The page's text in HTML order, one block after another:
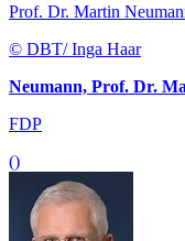
Prof. Dr. Martin
© DBT/ Inga Haar
Neumann, Prof. Dr.
FDP
()